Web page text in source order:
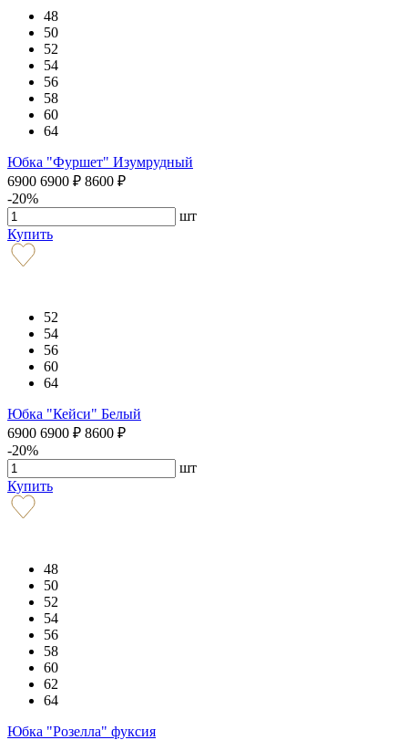
48
50
52
54
56
58
60
64
Юбка "Фуршет" Изумрудный
6900 6900 ₽ 8600 ₽
-20%
шт
Купить
52
54
56
60
64
Юбка "Кейси" Белый
6900 6900 ₽ 8600 ₽
-20%
шт
Купить
48
50
52
54
56
58
60
62
64
Юбка "Розелла" фуксия